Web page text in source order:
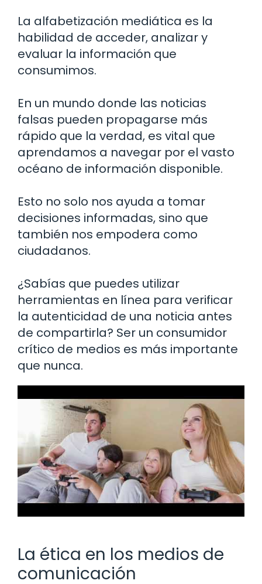
La alfabetización mediática es la
habilidad de acceder, analizar y
evaluar la información que
consumimos.
En un mundo donde las noticias
falsas pueden propagarse más
rápido que la verdad, es vital que
aprendamos a navegar por el vasto
océano de información disponible.
Esto no solo nos ayuda a tomar
decisiones informadas, sino que
también nos empodera como
ciudadanos.
¿Sabías que puedes utilizar
herramientas en línea para verificar
la autenticidad de una noticia antes
de compartirla? Ser un consumidor
crítico de medios es más importante
que nunca.
La ética en los medios de
comunicación